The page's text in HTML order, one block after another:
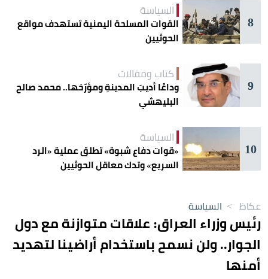
8
السياسة
القوات المسلحة اليمنية تستهدف مواقع
الحوثيين
9
كتاب ومقالات
وداعًا أديبَ المدينةِ ومؤرّخها.. محمد صالح
البليهشي
10
السياسة
«قوات دفاع شبوة» تطلق عملية «الرد
السريع» وتدك معاقل الحوثيين
عكاظ > السياسة
رئيس وزراء العراق: علاقات متوازنة مع دول
الجوار.. ولن نسمح باستخدام أراضينا لتهديد
أمنها